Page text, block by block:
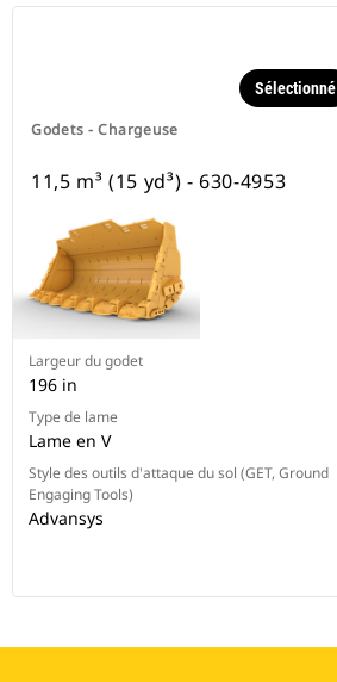
Godets - Chargeuse
Sélectionné
11,5 m³ (15 yd³) - 630-4953
Largeur du godet
196 in
Type de lame
Lame en V
Style des outils d'attaque du sol (GET, Ground
Engaging Tools)
Advansys